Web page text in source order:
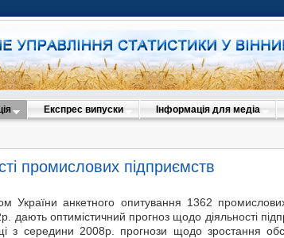
Експрес випуски Інформація для медіа
промислових підприємств
України анкетного опитування 1362
дають оптимістичний прогноз щодо діяльності
з середини 2008р. прогнози щодо зростання